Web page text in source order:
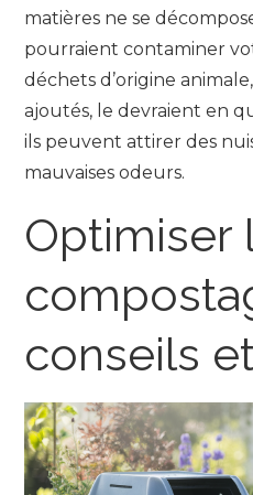
matières ne se
pourraient contaminer
déchets d’origine
ajoutés, le devraient en
ils peuvent attirer des
mauvaises odeurs.
Optimiser
conseils